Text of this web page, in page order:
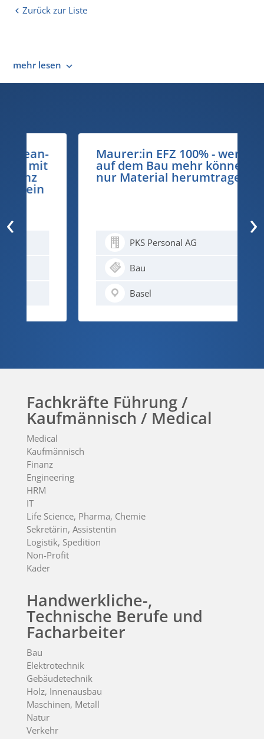
Zurück zur Liste
mehr lesen
Maurer:in EFZ 100% - wenn Sie
auf dem Bau mehr können als
nur Material herumtragen…
PKS Personal AG
‹ ›
Fachkräfte Führung /
Kaufmännisch / Medical
Medical
Kaufmännisch
Finanz
Engineering
HRM
IT
Life Science, Pharma, Chemie
Sekretärin, Assistentin
Logistik, Spedition
Non-Profit
Kader
Handwerkliche-,
Technische Berufe und
Facharbeiter
Bau
Elektrotechnik
Gebäudetechnik
Holz, Innenausbau
Maschinen, Metall
Natur
Verkehr